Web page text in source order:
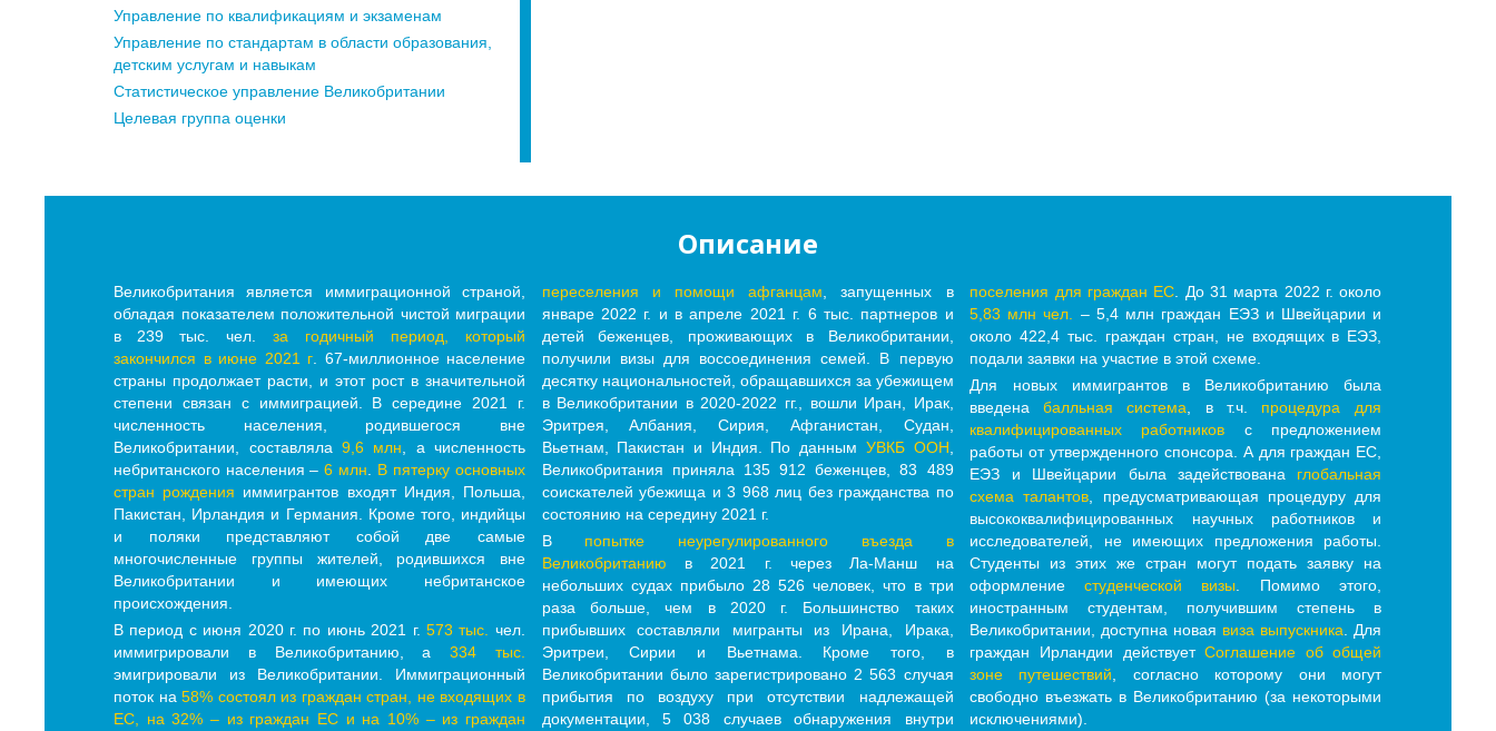
Управление по квалификациям и экзаменам
Управление по стандартам в области образования,
детским услугам и навыкам
Статистическое управление Великобритании
Целевая группа оценки
Описание
Великобритания является иммиграционной страной,
обладая показателем положительной чистой миграции
в 239
тыс. чел. за годичный период, который
закончился в июне 2021 г . 67-миллионное население
страны продолжает расти, и этот рост в значительной
степени связан с иммиграцией. В середине 2021 г.
численность населения, родившегося вне
Великобритании, составляла 9,6 млн , а численность
небританского населения – 6 млн
В пятерку основных
стран рождения иммигрантов входят Индия, Польша,
Пакистан, Ирландия и Германия. Кроме того, индийцы
и поляки представляют собой две самые
многочисленные группы жителей, родившихся вне
Великобритании и имеющих небританское
происхождения.
В период с июня 2020 г. по июнь 2021 г. 573 тыс.
чел.
иммигрировали в Великобританию, а 334 тыс.
эмигрировали из Великобритании. Иммиграционный
поток на 58% состоял из граждан стран, не входящих в
ЕС, на 32% – из граждан ЕС и на 10% – из граждан
переселения и помощи афганцам , запущенных в
январе 2022 г. и в апреле 2021 г. 6 тыс. партнеров и
детей беженцев, проживающих в Великобритании,
получили визы для воссоединения семей. В первую
десятку национальностей, обращавшихся за убежищем
в Великобритании в 2020-2022 гг., вошли Иран, Ирак,
Эритрея, Албания, Сирия, Афганистан, Судан,
Вьетнам, Пакистан и Индия. По данным УВКБ ООН
Великобритания приняла 135 912 беженцев, 83 489
соискателей убежища и 3 968 лиц без гражданства по
состоянию на середину 2021 г.
В попытке неурегулированного въезда в
Великобританию в 2021 г. через Ла-Манш на
небольших судах прибыло 28 526 человек, что в три
раза больше, чем в 2020 г. Большинство таких
прибывших составляли мигранты из Ирана, Ирака,
Эритреи, Сирии и Вьетнама. Кроме того, в
Великобритании было зарегистрировано 2 563 случая
прибытия по воздуху при отсутствии надлежащей
документации, 5 038 случаев обнаружения внутри
поселения для граждан ЕС . До 31 марта 2022 г. около
5,83 млн чел.
– 5,4 млн граждан ЕЭЗ и Швейцарии и
около 422,4 тыс. граждан стран, не входящих в ЕЭЗ,
подали заявки на участие в этой схеме.
Для новых иммигрантов в Великобританию была
введенабалльная система , в т.ч. процедура для
квалифицированных работников с предложением
работы от утвержденного спонсора. А для граждан ЕС,
ЕЭЗ и Швейцарии была задействована глобальная
схема талантов , предусматривающая процедуру для
высококвалифицированных научных работников и
исследователей, не имеющих предложения работы.
Студенты из этих же стран могут подать заявку на
оформлениестуденческой визы . Помимо этого,
иностранным студентам, получившим степень в
Великобритании, доступна новая виза выпускника . Для
граждан Ирландии действуетСоглашение об общей
зоне путешествий , согласно которому они могут
свободно въезжать в Великобританию (за некоторыми
исключениями).